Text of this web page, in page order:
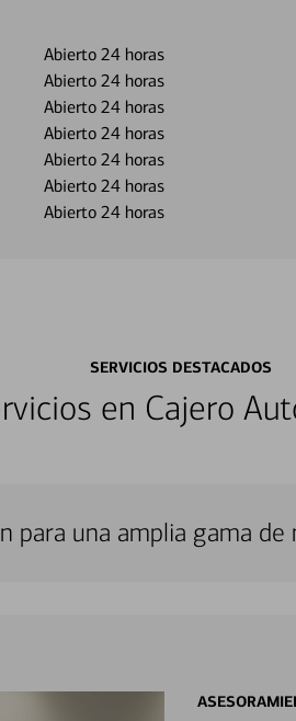
Abierto 24 horas
Abierto 24 horas
Abierto 24 horas
Abierto 24 horas
Abierto 24 horas
Abierto 24 horas
Abierto 24 horas
SERVICIOS DESTACADOS
en Cajero
una amplia gama de